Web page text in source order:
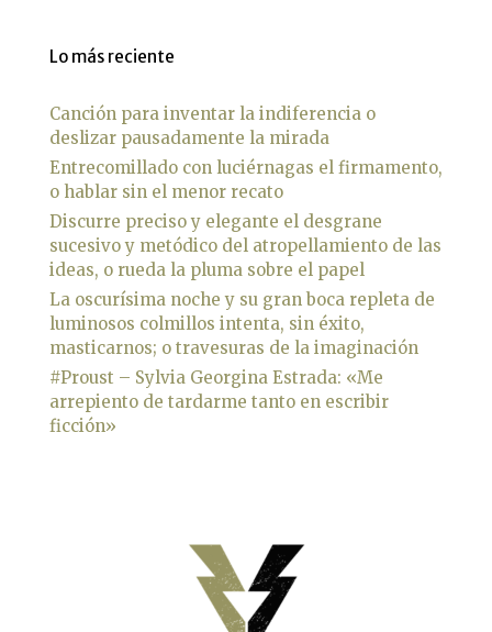
Lo más reciente
Canción para inventar la indiferencia o
deslizar pausadamente la mirada
Entrecomillado con luciérnagas el firmamento,
o hablar sin el menor recato
Discurre preciso y elegante el desgrane
sucesivo y metódico del atropellamiento de las
ideas, o rueda la pluma sobre el papel
La oscurísima noche y su gran boca repleta de
luminosos colmillos intenta, sin éxito,
masticarnos; o travesuras de la imaginación
#Proust – Sylvia Georgina Estrada: «Me
arrepiento de tardarme tanto en escribir
ficción»